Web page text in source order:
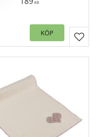
Finns i flera olika färger.
KR
Lägg
KÖP